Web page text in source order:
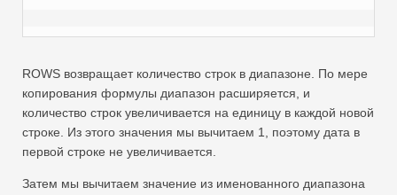
ROWS возвращает количество строк в диапазоне. По мере
копирования формулы диапазон расширяется, и
количество строк увеличивается на единицу в каждой новой
строке. Из этого значения мы вычитаем 1, поэтому дата в
первой строке не увеличивается.
Затем мы вычитаем значение из именованного диапазона